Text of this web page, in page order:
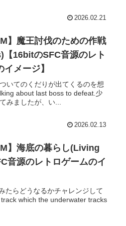
2026.02.21
】魔王討伐のための作戦
16bitのSFC音源のレト
メージ】
いてのくだりが出てくるのを想
about last boss to defeat.少
みましたが、い...
2026.02.13
】海底の暮らし(Living
音源のレトロゲームのイ
たらどうなるかチャレンジして
which the underwater tracks